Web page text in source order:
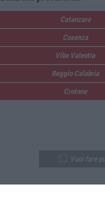
Catanzaro
Cosenza
Vibo Valentia
Reggio Calabria
Crotone